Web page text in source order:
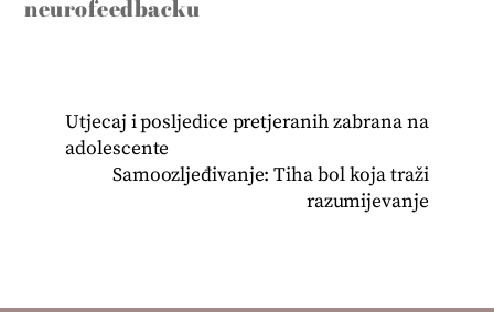
neurofeedbacku
Utjecaj i posljedice pretjeranih zabrana na
adolescente
Samoozljeđivanje: Tiha bol koja traži
razumijevanje